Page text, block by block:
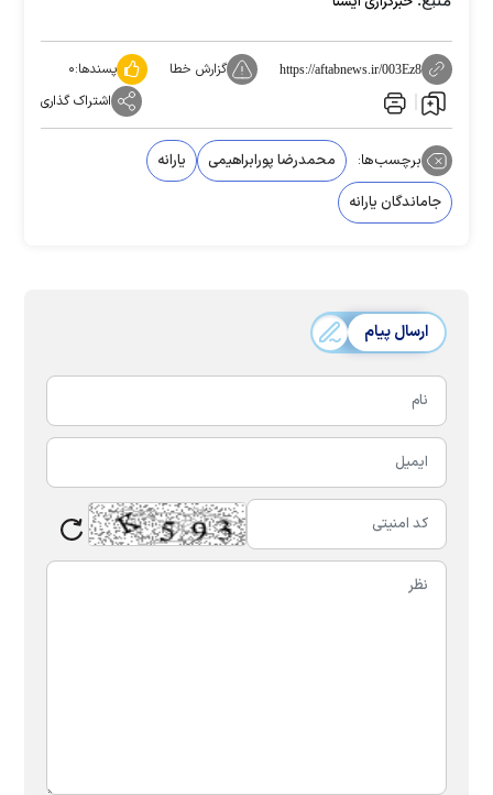
https://aftabnews.ir/003Ez8 گزارش خطا پسندها:۰
اشتراک گذاری
برچسب‌ها: محمدرضا پورابراهیمی
یارانه
جاماندگان یارانه
ارسال پیام